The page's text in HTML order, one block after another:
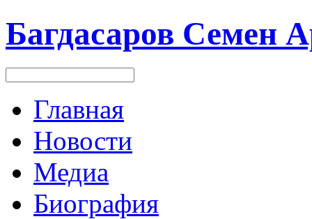
Багдасаров Семен
Главная
Новости
Медиа
Биография